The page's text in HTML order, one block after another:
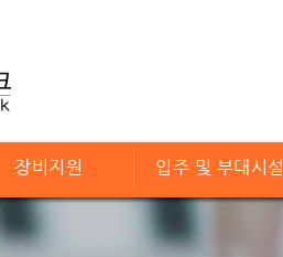
장비지원 입주 및 부대시설